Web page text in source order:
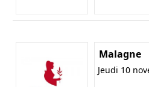
Malagne
Jeudi 10